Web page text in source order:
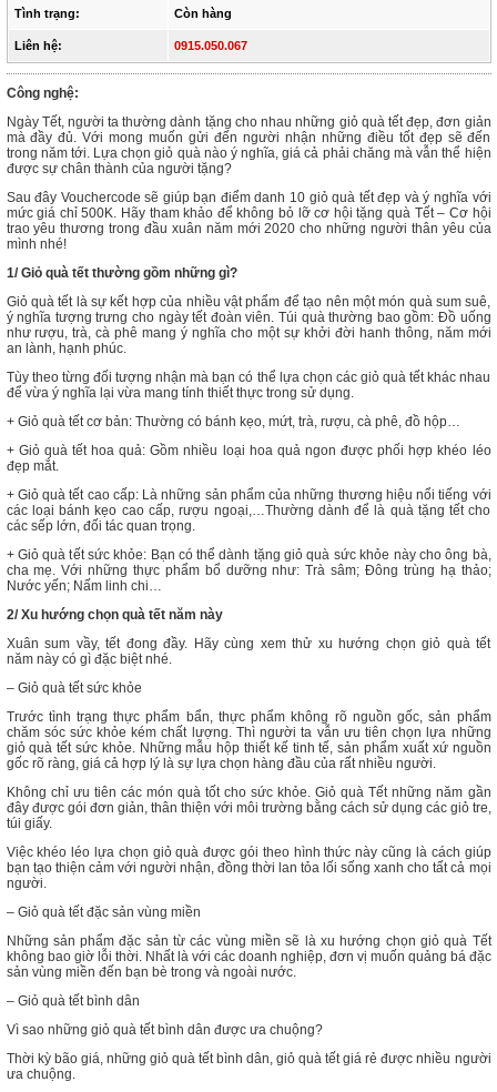
Tình trạng: Còn hàng
Liên hệ: 0915.050.067
Công nghệ:
Ngày Tết, người ta thường dành tặng cho nhau những giỏ quà tết đẹp, đơn giản
mà đầy đủ. Với mong muốn gửi đến người nhận những điều tốt đẹp sẽ đến
trong năm tới. Lựa chọn giỏ quà nào ý nghĩa, giá cả phải chăng mà vẫn thể hiện
được sự chân thành của người tặng?
Sau đây Vouchercode sẽ giúp bạn điểm danh 10 giỏ quà tết đẹp và ý nghĩa với
mức giá chỉ 500K. Hãy tham khảo để không bỏ lỡ cơ hội tặng quà Tết – Cơ hội
trao yêu thương trong đầu xuân năm mới 2020 cho những người thân yêu của
mình nhé!
1/ Giỏ quà tết thường gồm những gì?
Giỏ quà tết là sự kết hợp của nhiều vật phẩm để tạo nên một món quà sum suê,
ý nghĩa tượng trưng cho ngày tết đoàn viên. Túi quà thường bao gồm: Đồ uống
như rượu, trà, cà phê mang ý nghĩa cho một sự khởi đời hanh thông, năm mới
an lành, hạnh phúc.
Tùy theo từng đối tượng nhận mà bạn có thể lựa chọn các giỏ quà tết khác nhau
để vừa ý nghĩa lại vừa mang tính thiết thực trong sử dụng.
+ Giỏ quà tết cơ bản: Thường có bánh kẹo, mứt, trà, rượu, cà phê, đồ hộp…
+ Giỏ quà tết hoa quả: Gồm nhiều loại hoa quả ngon được phối hợp khéo léo
đẹp mắt.
+ Giỏ quà tết cao cấp: Là những sản phẩm của những thương hiệu nổi tiếng với
các loại bánh kẹo cao cấp, rượu ngoại,…Thường dành để là quà tặng tết cho
các sếp lớn, đối tác quan trọng.
+ Giỏ quà tết sức khỏe: Bạn có thể dành tặng giỏ quà sức khỏe này cho ông bà,
cha mẹ. Với những thực phẩm bổ dưỡng như: Trà sâm; Đông trùng hạ thảo;
Nước yến; Nấm linh chi…
2/ Xu hướng chọn quà tết năm này
Xuân sum vầy, tết đong đầy. Hãy cùng xem thử xu hướng chọn giỏ quà tết
năm này có gì đặc biệt nhé.
– Giỏ quà tết sức khỏe
Trước tình trạng thực phẩm bẩn, thực phẩm không rõ nguồn gốc, sản phẩm
chăm sóc sức khỏe kém chất lượng. Thì người ta vẫn ưu tiên chọn lựa những
giỏ quà tết sức khỏe. Những mẫu hộp thiết kế tinh tế, sản phẩm xuất xứ nguồn
gốc rõ ràng, giá cả hợp lý là sự lựa chọn hàng đầu của rất nhiều người.
Không chỉ ưu tiên các món quà tốt cho sức khỏe. Giỏ quà Tết những năm gần
đây được gói đơn giản, thân thiện với môi trường bằng cách sử dụng các giỏ tre,
túi giấy.
Việc khéo léo lựa chọn giỏ quà được gói theo hình thức này cũng là cách giúp
bạn tạo thiện cảm với người nhận, đồng thời lan tỏa lối sống xanh cho tất cả mọi
người.
– Giỏ quà tết đặc sản vùng miền
Những sản phẩm đặc sản từ các vùng miền sẽ là xu hướng chọn giỏ quà Tết
không bao giờ lỗi thời. Nhất là với các doanh nghiệp, đơn vị muốn quảng bá đặc
sản vùng miền đến bạn bè trong và ngoài nước.
– Giỏ quà tết bình dân
Vì sao những giỏ quà tết bình dân được ưa chuộng?
Thời kỳ bão giá, những giỏ quà tết bình dân, giỏ quà tết giá rẻ được nhiều người
ưa chuộng.